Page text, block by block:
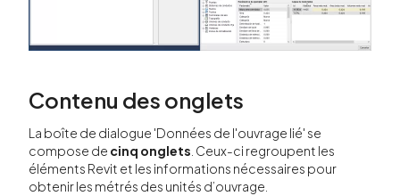
Contenu des onglets
La boîte de dialogue 'Données de l'ouvrage lié' se
compose de cinq onglets . Ceux-ci regroupent les
éléments Revit et les informations nécessaires pour
obtenir les métrés des unités d’ouvrage.